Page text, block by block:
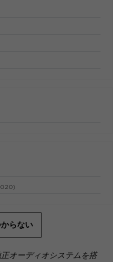
らない
オーディオシステムを搭